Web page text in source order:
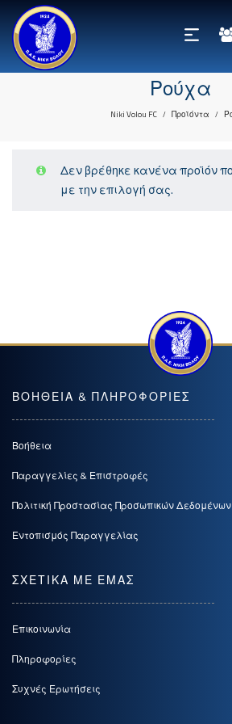
Ρούχα
Niki Volou FC / Προϊόντα /
Δεν βρέθηκε κανένα προϊόν
με την επιλογή σας.
ΒΟΗΘΕΙΑ & ΠΛΗΡΟΦΟΡΙΕΣ
Βοήθεια
Παραγγελίες & Επιστροφές
Πολιτική Προστασίας Προσωπικών Δεδομένων
Εντοπισμός Παραγγελίας
ΣΧΕΤΙΚΑ ΜΕ ΕΜΑΣ
Επικοινωνία
Πληροφορίες
Συχνές Ερωτήσεις